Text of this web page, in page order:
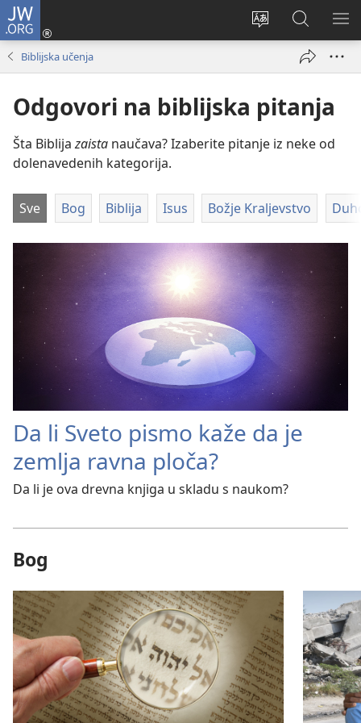
JW.ORG
Promeni
Prijava
(otvara
Pretraga
sajta
JW.ORG
Biblijska učenja
Odgovori na biblijska pitanja
Šta Biblijazaista naučava? Izaberite pitanje iz neke od
dolenavedenih kategorija.
Sve Bog Biblija Isus Božje Kraljevstvo
Da li Sveto pismo kaže da je
zemlja ravna ploča?
Da li je ova drevna knjiga u skladu s naukom?
Bog